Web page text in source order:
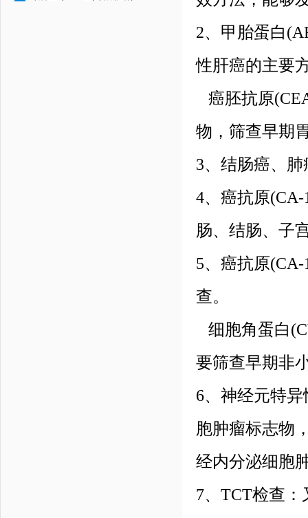
2、甲胎蛋白
性肝癌的主要
癌胚抗原
物，筛查早期
3、结肠癌、
4、癌抗原
肠、结肠、子
5、癌抗原
查。
细胞角蛋白
要筛查早期非
6、神经元特
胞肿瘤标志物
经内分泌细胞
7、TCT检查